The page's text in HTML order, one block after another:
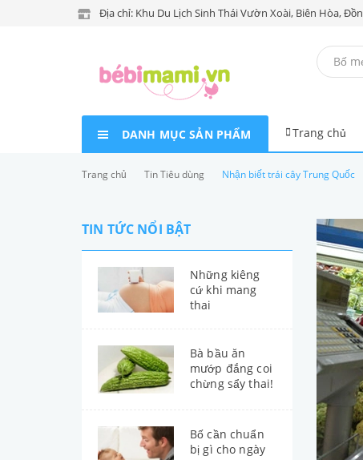
Địa chỉ: Khu Du Lịch Sinh Thái Vườn Xoài, Biên Hòa,
DANH MỤC SẢN PHẨM Trang chủ
Trang chủ Tin Tiêu dùng Nhận biết trái cây Trung Quốc
TIN TỨC NỔI BẬT
Những kiêng
cứ khi mang
thai
Bà bầu ăn
mướp đắng coi
chừng sẩy thai!
Bố cần chuẩn
bị gì cho ngày